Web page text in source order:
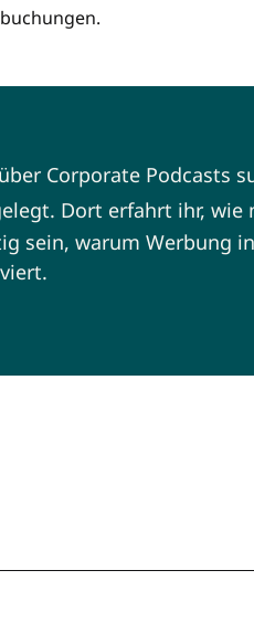
Corporate Podcasts
Dort erfahrt ihr,
sein, warum Werbung